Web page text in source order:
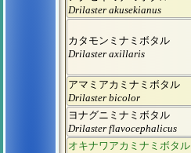
Drilaster akusekianus
カタモンミナミボタル
Drilaster axillaris
アマミアカミナミボタル
Drilaster bicolor
ヨナグニミナミボタル
Drilaster flavocephalicus
オキナワアカミナミボタル